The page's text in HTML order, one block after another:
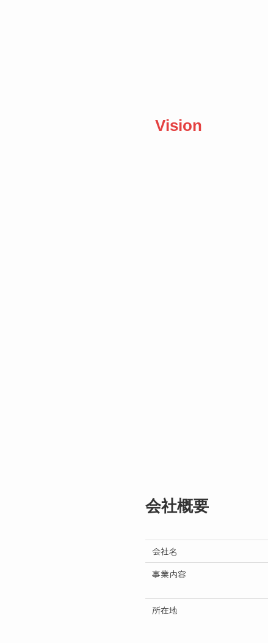
Vision
会社概要
会社名
事業内容
所在地